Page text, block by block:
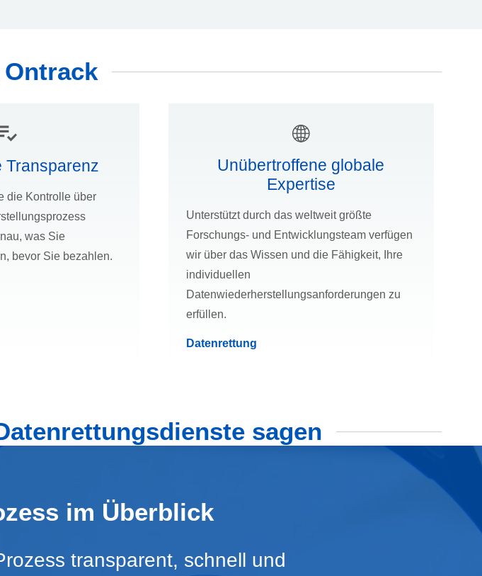
Transparenz
die Kontrolle über
was Sie
bevor Sie bezahlen.
Unübertroffene globale
Expertise
Unterstützt durch das weltweit größte
Forschungs- und Entwicklungsteam verfügen
wir über das Wissen und die Fähigkeit, Ihre
individuellen
Datenwiederherstellungsanforderungen zu
erfüllen.
Datenrettung
sagen
im Überblick
transparent, schnell und